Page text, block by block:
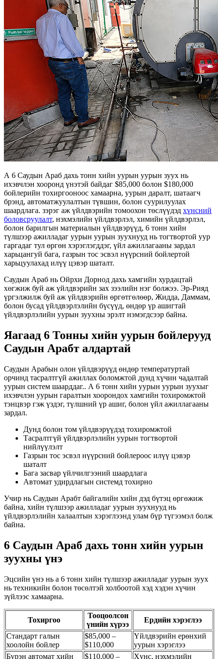
А 6 Саудын Араб дахь тонн хийн уурын уурын зуух нь
ихэвчлэн хооронд үнэтэй байдаг $85,000 болон $180,000
бойлерийн тохиргооноос хамаарна, уурын даралт, шатаагч
брэнд, автоматжуулалтын түвшин, болон суурилуулах
шаардлага. зэрэг аж үйлдвэрийн томоохон төслүүдэд хүнсний
боловсруулалт, нэхмэлийн үйлдвэрлэл, химийн үйлдвэрлэл,
болон барилгын материалын үйлдвэрүүд, 6 тонн хийн
түлшээр ажилладаг уурын уурын зуухнууд нь тогтвортой уур
гаргадаг тул өргөн хэрэглэгддэг, үйл ажиллагааны зардал
харьцангуй бага, газрын тос эсвэл нүүрсний бойлертой
харьцуулахад илүү цэвэр шаталт.
Саудын Араб нь Ойрхи Дорнод дахь хамгийн хурдацтай
хөгжиж буй аж үйлдвэрийн зах зээлийн нэг болжээ. Эр-Рияд
үргэлжилж буй аж үйлдвэрийн өргөтгөлөөр, Жидда, Даммам,
болон бусад үйлдвэрлэлийн бүсүүд, өндөр үр ашигтай
үйлдвэрлэлийн уурын зуухны эрэлт нэмэгдсээр байна.
Яагаад 6 Тонны хийн уурын бойлерууд
Саудын Арабт алдартай
Саудын Арабын олон үйлдвэрүүд өндөр температуртай
орчинд тасралтгүй ажиллах боломжтой дунд хүчин чадалтай
уурын систем шаарддаг.. А 6 тонн хийн уурын уурын зуухыг
ихэвчлэн уурын гаралтын хоорондох хамгийн тохиромжтой
тэнцвэр гэж үздэг, түлшний үр ашиг, болон үйл ажиллагааны
зардал.
Дунд болон том үйлдвэрүүдэд тохиромжтой
Тасралтгүй үйлдвэрлэлийн уурын тогтвортой
нийлүүлэлт
Газрын тос эсвэл нүүрсний бойлероос илүү цэвэр
шаталт
Бага засвар үйлчилгээний шаардлага
Автомат удирдлагын системд тохирно
Учир нь Саудын Арабт байгалийн хийн дэд бүтэц өргөжиж
байна, хийн түлшээр ажилладаг уурын зуухнууд нь
үйлдвэрлэлийн халаалтын хэрэглээнд улам бүр түгээмэл болж
байна.
6 Саудын Араб дахь тонн хийн уурын
зуухны үнэ
Эцсийн үнэ нь a 6 тонн хийн түлшээр ажилладаг уурын зуух
нь техникийн болон төсөлтэй холбоотой хэд хэдэн хүчин
зүйлээс хамаарна.
Тохиргоо
Тооцоолсон
үнийн хүрээ
Ердийн хэрэглээ
Стандарт галын
хоолойн бойлер
$85,000 –
$110,000
Үйлдвэрийн ерөнхий
уурын хэрэглээ
Бүрэн автомат хийн
$110,000 – Хүнс, нэхмэлийн